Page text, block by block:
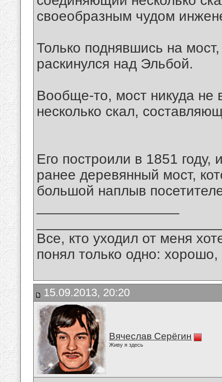
своеобразным чудом
Только поднявшись на
раскинулся над Эльбой.
Вообще-то, мост никуда не
несколько скал,
Его построили в 1851
ранее деревянный мост,
большой наплыв
Все, кто уходил от меня
понял только одно:
15.09.2013, 20:20
Вячеслав Серёгин
Живу я здесь